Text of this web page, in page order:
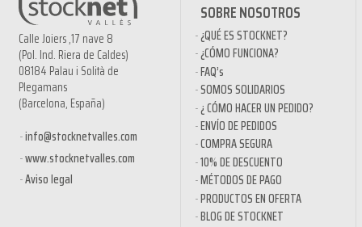
Calle Joiers ,17 nave 8
(Pol. Ind. Riera de Caldes)
08184 Palau i Solità de
Plegamans
(Barcelona, España)
info@stocknetvalles.com
www.stocknetvalles.com
Aviso legal
SOBRE NOSOTROS
¿QUÉ ES STOCKNET?
¿CÓMO FUNCIONA?
FAQ’s
SOMOS SOLIDARIOS
¿ CÓMO HACER UN PEDIDO?
ENVÍO DE PEDIDOS
COMPRA SEGURA
10% DE DESCUENTO
MÉTODOS DE PAGO
PRODUCTOS EN OFERTA
BLOG DE STOCKNET